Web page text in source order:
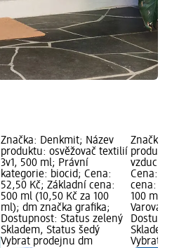
Značka: Denkmit; Název
produktu: osvěžovač textilií
3v1, 500 ml; Právní
kategorie: biocid; Cena:
52,50 Kč; Základní cena:
500 ml (10,50 Kč za 100
ml); dm značka grafika;
Dostupnost: Status zelený
Skladem, Status šedý
Vybrat prodejnu dm
Značka:
vzduchu
Cena:
cena:
100 ml);
Vybrat